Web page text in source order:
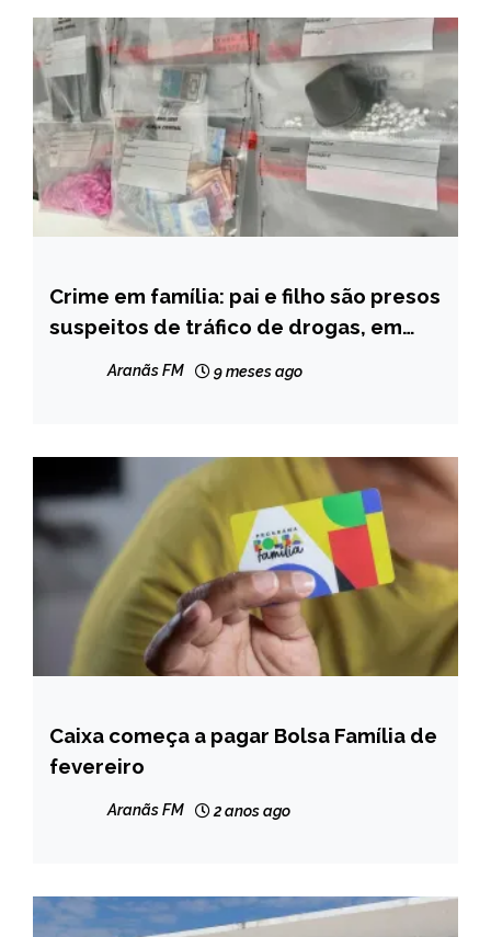
CAPELINHA
NOTÍCIAS
Crime em família: pai e filho são presos
suspeitos de tráfico de drogas, em
Aranãs FM 9 meses ago
BRASIL
NOTÍCIAS
Caixa começa a pagar Bolsa Família de
fevereiro
Aranãs FM 2 anos ago